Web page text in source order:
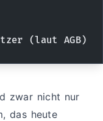
(laut AGB)
zwar nicht nur
das heute